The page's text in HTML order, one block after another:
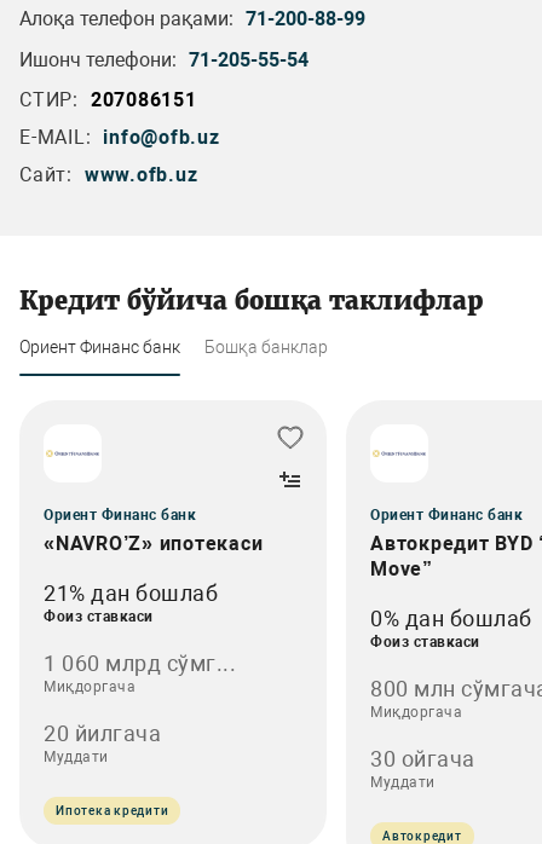
Алоқа телефон рақами: 71-200-88-99
Ишонч телефони: 71-205-55-54
СТИР:
207086151
E-MAIL:
info@ofb.uz
Сайт:
www.ofb.uz
Кредит бўйича бошқа таклифлар
Ориент Финанс банк Бошқа банклар
Ориент Финанс банк
«NAVRO’Z» ипотекаси
21% дан бошлаб
Фоиз ставкаси
1 060 млрд сўмг...
Миқдоргача
20 йилгача
Муддати
Ипотека кредити
Ориент Финанс банк
Автокредит BYD
Move”
0% дан бошлаб
Фоиз ставкаси
800 млн
Миқдоргача
30 ойгача
Муддати
Автокредит